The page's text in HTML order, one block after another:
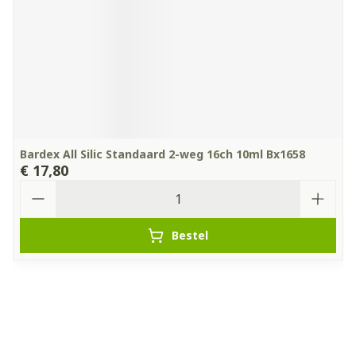
Bardex All Silic Standaard 2-weg 16ch 10ml Bx1658
€ 17,80
Bestel